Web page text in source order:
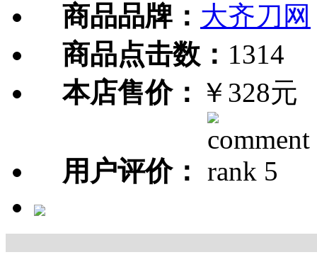
商品品牌： 大齐刀网
商品点击数： 1314
本店售价： ￥328元
用户评价：